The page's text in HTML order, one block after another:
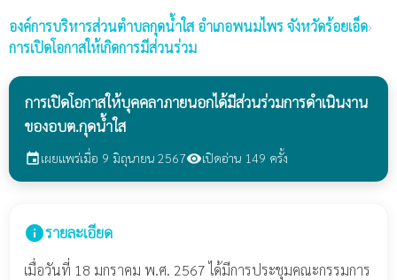
องค์การบริหารส่วนตำบลกุดน้ำใส อำเภอพนมไพร จังหวัดร้อยเอ็ด›
การเปิดโอกาสให้เกิดการมีส่วนร่วม
การเปิดโอกาสให้บุคคลาภายนอกได้มีส่วนร่วมการดำเนินงาน
ของอบต.กุดน้ำใส
eventเผยแพร่เมื่อ 9 มิถุนายน 2567visibilityเปิดอ่าน 149 ครั้ง
infoรายละเอียด
เมื่อวันที่ 18 มกราคม พ.ศ. 2567 ได้มีการประชุมคณะกรรมการ